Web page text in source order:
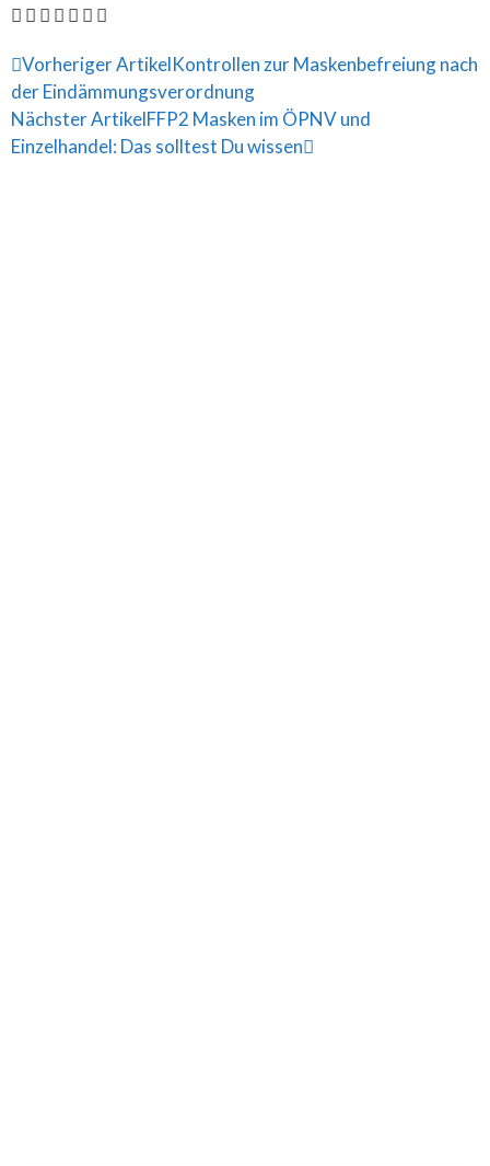
Vorheriger ArtikelKontrollen zur Maskenbefreiung nach
der Eindämmungsverordnung
Nächster ArtikelFFP2 Masken im ÖPNV und
Einzelhandel: Das solltest Du wissen